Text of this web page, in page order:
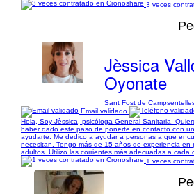
3 veces
Jèssica
Oyonate
Sant Fost de
Email validado
Hola, Soy Jèssica, psicóloga General Sanitaria.
haber dado este paso de ponerte en contacto con
ayudarte. Me dedico a ayudar a personas a que
necesitan. Tengo más de 15 años de experiencia
adultos. Utilizo las corrientes más adecuadas a cada
1 veces